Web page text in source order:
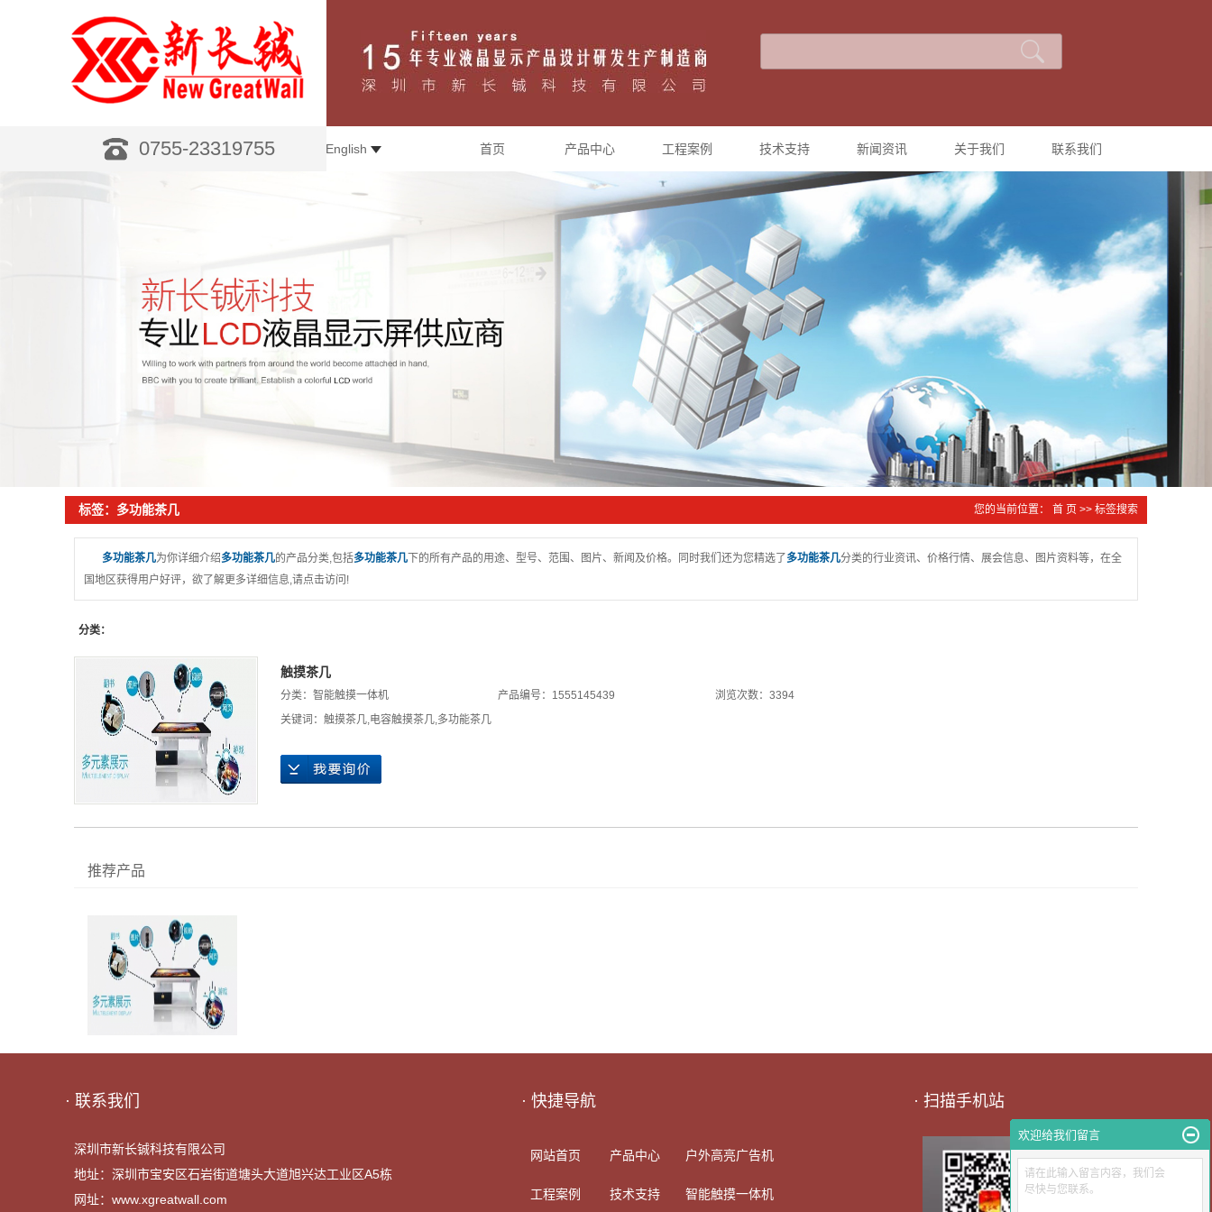
0755-23319755 English 首页 产品中心
液晶拼接大屏
户外高亮广告机
智能触摸一体机
多媒体广告机
互动广告机
直播一体机
工程案例
工程案例展示
技术支持 新闻资讯
公司新闻
行业新闻
关于我们
公司简介
联系我们
标签：多功能茶几 您的当前位置： 首 页 >> 标签搜索
多功能茶几为你详细介绍多功能茶几的产品分类,包括多功能茶几 下的所有产品的用途、型号、范围、图片、新闻及价格。同时我们还为您精选了 多功能茶几分类的行业资讯、价格行情、展会信息、图片资料等，在全
国地区获得用户好评，欲了解更多详细信息,请点击访问!
分类：
触摸茶几
分类： 智能触摸一体机 产品编号：1555145439
浏览次数：3394
关键词： 触摸茶几,电容触摸茶几,多功能茶几
推荐产品
· 联系我们
深圳市新长铖科技有限公司
地址：深圳市宝安区石岩街道塘头大道旭兴达工业区A5栋
网址： www.xgreatwall.com
· 快捷导航
网站首页 产品中心 户外高亮广告机
工程案例 技术支持 智能触摸一体机
· 扫描手机站
欢迎给我们留言
请在此输入留言内容，我们会
尽快与您联系。